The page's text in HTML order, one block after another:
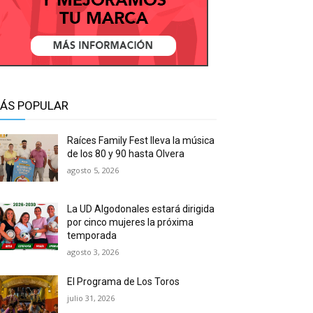
POPULAR
Raíces Family Fest lleva la música
de los 80 y 90 hasta Olvera
agosto 5, 2026
La UD Algodonales estará dirigida
por cinco mujeres la próxima
temporada
agosto 3, 2026
El Programa de Los Toros
julio 31, 2026